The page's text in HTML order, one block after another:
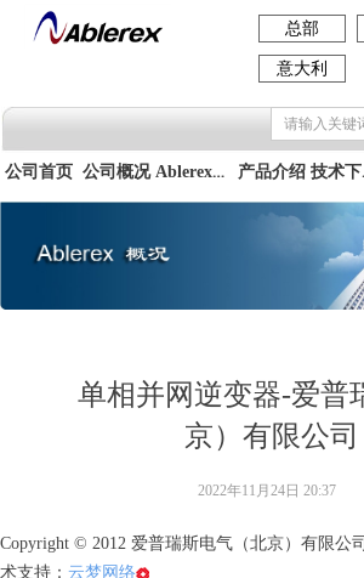
公司首页 公司概况 Ablerex集团 产品介绍
总部
意大利
单相并网逆变器-爱普
京）有限公司
Copyright © 2012 爱普瑞斯电气（北京）有限公
术支持： 云梦网络
2022年11月24日 20:37